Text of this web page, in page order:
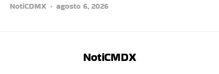
NotiCDMX
agosto 6, 2026
NotiCMDX